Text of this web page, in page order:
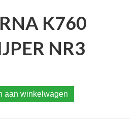
K760
NR3
nr3 aantal
aan winkelwagen